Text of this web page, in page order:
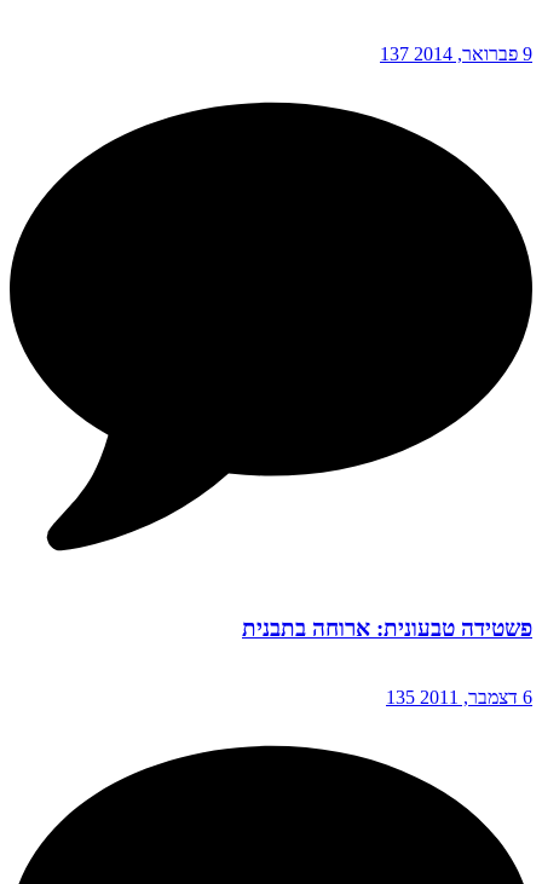
9 פברואר, 2014 137
פשטידה טבעונית: ארוחה בתבנית
6 דצמבר, 2011 135